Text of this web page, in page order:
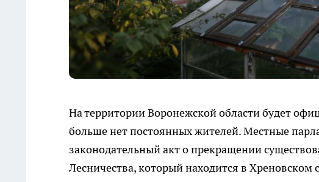
На территории Воронежской области будет
больше нет постоянных жителей. Местные
законодательный акт о прекращении
Лесничества, который находится в